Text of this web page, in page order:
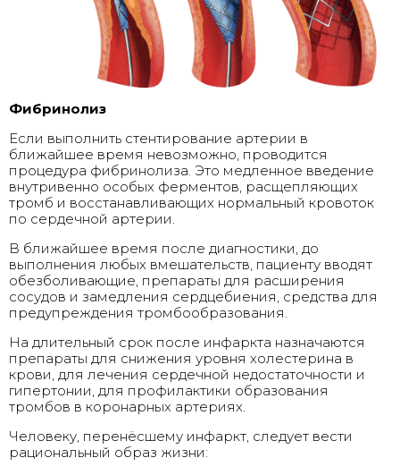
Фибринолиз
Если выполнить стентирование артерии в
ближайшее время невозможно, проводится
процедура фибринолиза. Это медленное введение
внутривенно особых ферментов, расщепляющих
тромб и восстанавливающих нормальный кровоток
по сердечной артерии.
В ближайшее время после диагностики, до
выполнения любых вмешательств, пациенту вводят
обезболивающие, препараты для расширения
сосудов и замедления сердцебиения, средства для
предупреждения тромбообразования.
На длительный срок после инфаркта назначаются
препараты для снижения уровня холестерина в
крови, для лечения сердечной недостаточности и
гипертонии, для профилактики образования
тромбов в коронарных артериях.
Человеку, перенёсшему инфаркт, следует вести
рациональный образ жизни: